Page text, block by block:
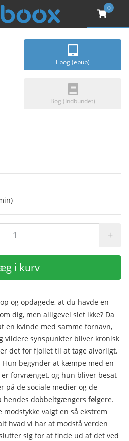
0
Ebog (epub)
Bog (Indbundet)
+
i kurv
og opdagede, at du havde en
dig, men alligevel slet ikke? Da
en kvinde med samme fornavn,
vildere synspunkter bliver kronisk
det for fjollet til at tage alvorligt.
begynder at kæmpe med en
forvrænget, og hun bliver besat
på de sociale medier og de
dobbeltgængers følgere.
valgt en så ekstrem
hvad vi har at modstå verden
sig for at finde ud af det ved